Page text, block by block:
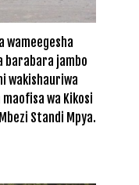
wameegesha
barabara jambo
wakishauriwa
wa Kikosi
Standi Mpya.